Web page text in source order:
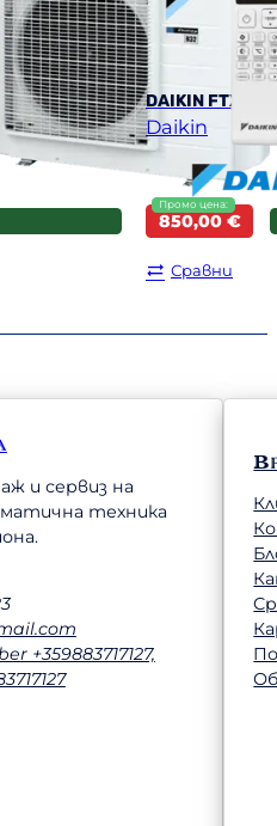
DAIKIN
Daikin
Original
price
was:
850,00 €
Текущата
цена
е:
Сравни
и сервиз на
техника
+359883717127,